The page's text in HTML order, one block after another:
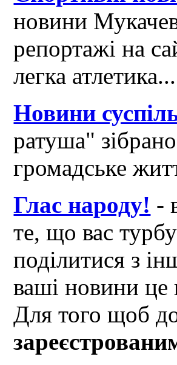
новини
репортажі на
легка атлетика...
Новини
ратуша"
громадське
Глас народу! -
те, що вас
поділитися з
ваші новини це
Для того щоб